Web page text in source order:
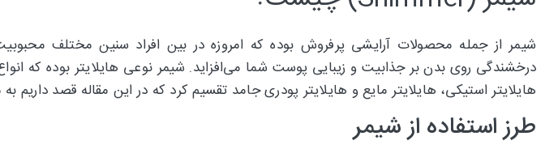
شیمر از جمله محصولات آرایشی پرفروش بوده که امروزه در بین افراد سنین مختلف
درخشندگی روی بدن بر جذابیت و زیبایی پوست شما می‌افزاید. شیمر نوعی هایلایتر بوده که
هایلایتر استیکی، هایلایتر مایع و هایلایتر پودری جامد تقسیم کرد که در این مقاله قصد داریم
طرز استفاده از شیمر